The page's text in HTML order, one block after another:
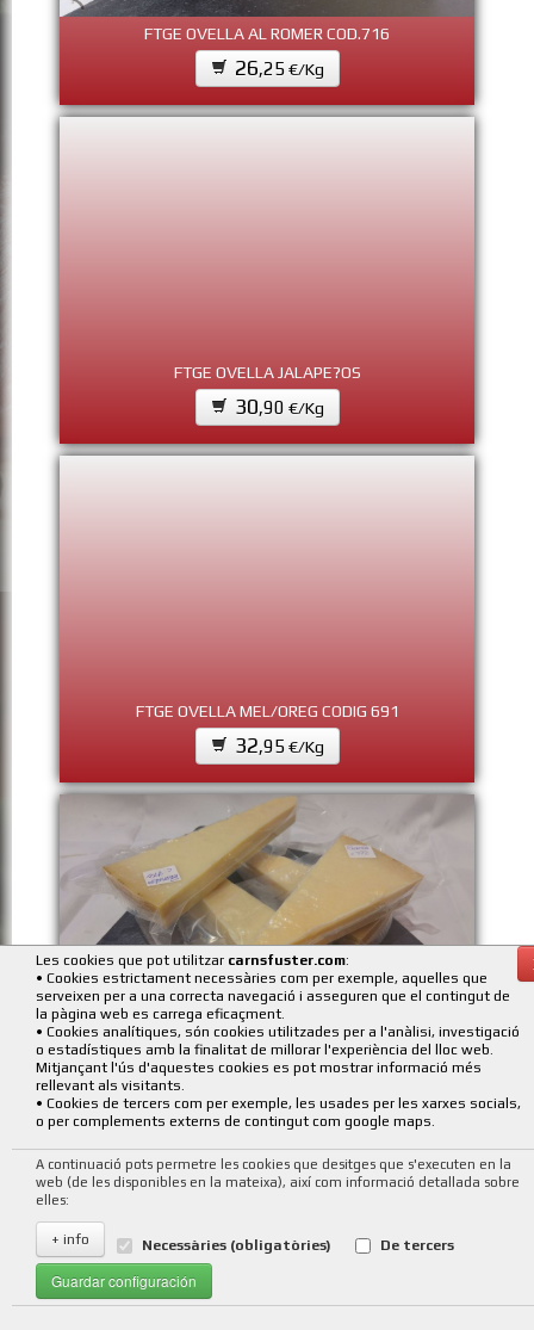
Les cookies que pot utilitzar carnsfuster.com:
• Cookies estrictament necessàries com per exemple, aquelles que
serveixen per a una correcta navegació i asseguren que el contingut de
la pàgina web es carrega eficaçment.
• Cookies analítiques, són cookies utilitzades per a l'anàlisi, investigació
o estadístiques amb la finalitat de millorar l'experiència del lloc web.
Mitjançant l'ús d'aquestes cookies es pot mostrar informació més
rellevant als visitants.
• Cookies de tercers com per exemple, les usades per les xarxes socials,
o per complements externs de contingut com google maps.
A continuació pots permetre les cookies que desitges que s'executen en la
web (de les disponibles en la mateixa), així com informació detallada sobre
elles:
+ info Necessàries (obligatòries) De tercers
Guardar configuración
FTGE OVELLA AL ROMER COD.716
26,25 €/Kg
FTGE OVELLA JALAPE?OS
30,90 €/Kg
FTGE OVELLA MEL/OREG CODIG 691
32,95 €/Kg
FTGE PARMESSA